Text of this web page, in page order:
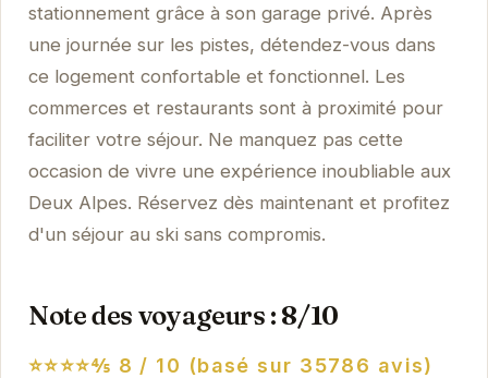
stationnement grâce à son garage privé. Après
une journée sur les pistes, détendez-vous dans
ce logement confortable et fonctionnel. Les
commerces et restaurants sont à proximité pour
faciliter votre séjour. Ne manquez pas cette
occasion de vivre une expérience inoubliable aux
Deux Alpes. Réservez dès maintenant et profitez
d'un séjour au ski sans compromis.
Note des voyageurs : 8/10
⭐⭐⭐⭐⅘ 8 / 10 (basé sur 35786 avis)